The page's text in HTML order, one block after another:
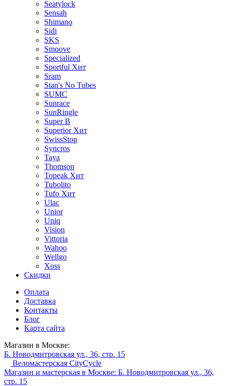
Seatylock
Sensah
Shimano
Sidi
SKS
Smoove
Specialized
Sportful Хит
Sram
Stan's No Tubes
SUMC
Sunrace
SunRingle
Super B
Superior Хит
SwissStop
Syncros
Taya
Thomson
Topeak Хит
Tubolito
Tufo Хит
Ulac
Unior
Uniq
Vision
Vittoria
Wahoo
Wellgo
Xoss
Скидки
Оплата
Доставка
Контакты
Блог
Карта сайта
Магазин в Москве:
Б. Новодмитровская ул., 36, стр. 15
Веломастерская CityCycle
Магазин и мастерская в Москве: Б. Новодмитровская ул., 36,
стр. 15